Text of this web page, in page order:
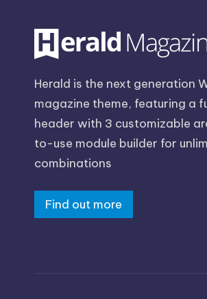
Herald is the next generation
magazine theme, featuring a
header with 3 customizable
to-use module builder for
combinations
Find out more